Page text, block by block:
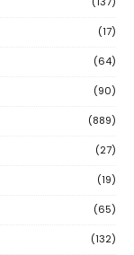
(17)
(64)
(90)
(889)
(27)
(19)
(65)
(132)